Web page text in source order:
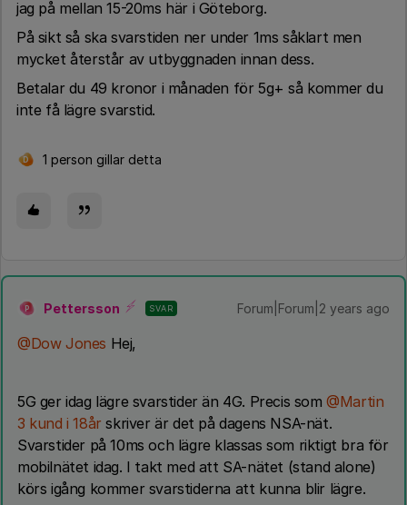
jag på mellan 15-20ms här i Göteborg.
På sikt så ska svarstiden ner under 1ms såklart men
mycket återstår av utbyggnaden innan dess.
Betalar du 49 kronor i månaden för 5g+ så kommer du
inte få lägre svarstid.
D 1 person gillar detta
P Pettersson SVAR Forum|Forum|2 years ago
@Dow Jones Hej,
5G ger idag lägre svarstider än 4G. Precis som@Martin
3 kund i 18år skriver är det på dagens NSA-nät.
Svarstider på 10ms och lägre klassas som riktigt bra för
mobilnätet idag. I takt med att SA-nätet (stand alone)
körs igång kommer svarstiderna att kunna blir lägre.